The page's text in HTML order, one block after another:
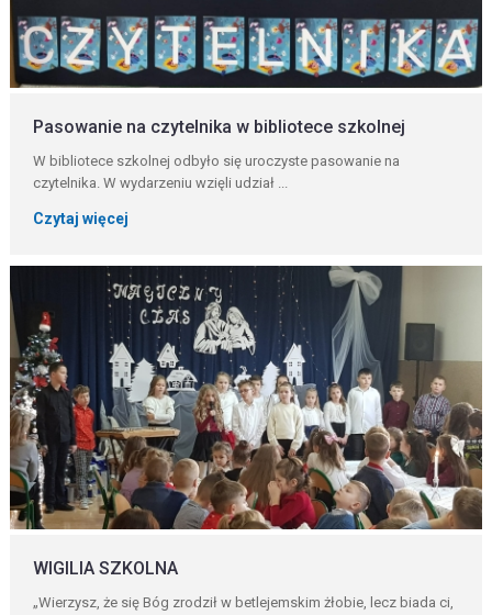
Pasowanie na czytelnika w bibliotece szkolnej
W bibliotece szkolnej odbyło się uroczyste pasowanie na
czytelnika. W wydarzeniu wzięli udział ...
Czytaj więcej
WIGILIA SZKOLNA
„Wierzysz, że się Bóg zrodził w betlejemskim żłobie, lecz biada ci,